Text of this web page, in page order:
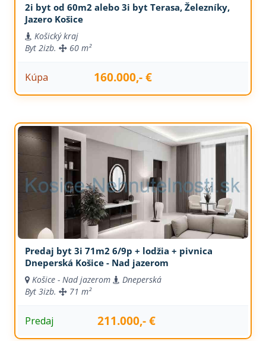
2i byt od 60m2 alebo 3i byt Terasa, Železníky,
Jazero Košice
Košický kraj
Byt 2izb. 60 m²
Kúpa 160.000,- €
Predaj byt 3i 71m2 6/9p + lodžia + pivnica
Dneperská Košice - Nad jazerom
Košice - Nad jazerom
Dneperská
Byt 3izb. 71 m²
Predaj 211.000,- €